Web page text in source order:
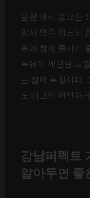
음향 역시 중요한
럽지 않은 정도의
들과 함께 즐기기
특유의 세련된 느
는 점이 특징이다.
도 비교적 편안하
강남퍼펙트
알아두면 좋